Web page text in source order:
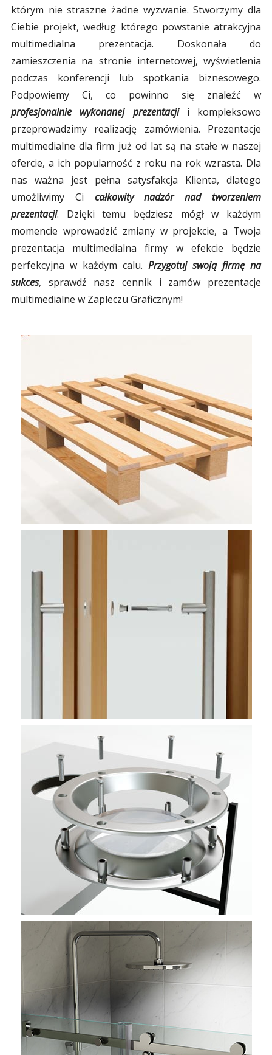
którym nie straszne żadne wyzwanie. Stworzymy dla
Ciebie projekt, według którego powstanie atrakcyjna
multimedialna prezentacja. Doskonała do
zamieszczenia na stronie internetowej, wyświetlenia
podczas konferencji lub spotkania biznesowego.
Podpowiemy Ci, co powinno się znaleźć w
profesjonalnie wykonanej prezentacjii kompleksowo
przeprowadzimy realizację zamówienia. Prezentacje
multimedialne dla firm już od lat są na stałe w naszej
ofercie, a ich popularność z roku na rok wzrasta. Dla
nas ważna jest pełna satysfakcja Klienta, dlatego
umożliwimy Ci całkowity nadzór nad tworzeniem
prezentacji. Dzięki temu będziesz mógł w każdym
momencie wprowadzić zmiany w projekcie, a Twoja
prezentacja multimedialna firmy w efekcie będzie
perfekcyjna w każdym calu.Przygotuj swoją firmę na
sukces, sprawdź nasz cennik i zamów prezentacje
multimedialne w Zapleczu Graficznym!